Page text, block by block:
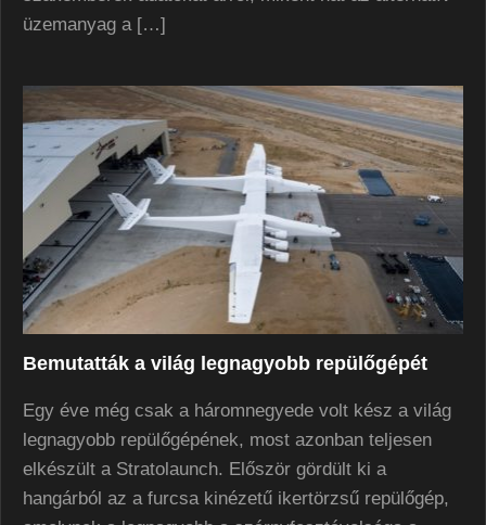
üzemanyag a […]
Bemutatták a világ legnagyobb repülőgépét
Egy éve még csak a háromnegyede volt kész a világ
legnagyobb repülőgépének, most azonban teljesen
elkészült a Stratolaunch. Először gördült ki a
hangárból az a furcsa kinézetű ikertörzsű repülőgép,